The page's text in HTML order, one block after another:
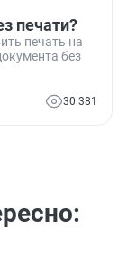
печати?
печать на
без
30 381